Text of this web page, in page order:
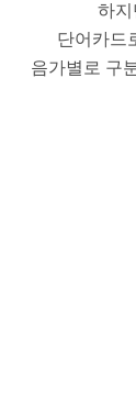
하지
단어카드
음가별로 구